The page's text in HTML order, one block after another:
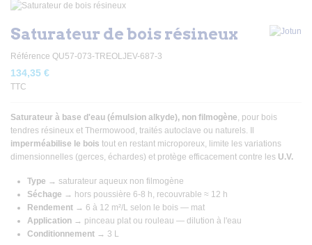
Saturateur de bois résineux
Référence QU57-073-TREOLJEV-687-3
134,35 €
TTC
Saturateur à base d'eau (émulsion alkyde), non filmogène , pour bois
tendres résineux et Thermowood, traités autoclave ou naturels. Il
imperméabilise le bois tout en restant microporeux, limite les variations
dimensionnelles (gerces, échardes) et protège efficacement contre les U.V.
Type → saturateur aqueux non filmogène
Séchage → hors poussière 6-8 h, recouvrable ≈ 12 h
Rendement → 6 à 12 m²/L selon le bois — mat
Application → pinceau plat ou rouleau — dilution à l'eau
Conditionnement → 3 L